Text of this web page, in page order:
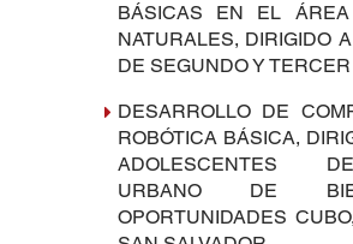
BÁSICAS EN EL
NATURALES, DIRIGIDO
DE SEGUNDO Y
DESARROLLO DE
ROBÓTICA BÁSICA,
ADOLESCENTES
URBANO DE
OPORTUNIDADES